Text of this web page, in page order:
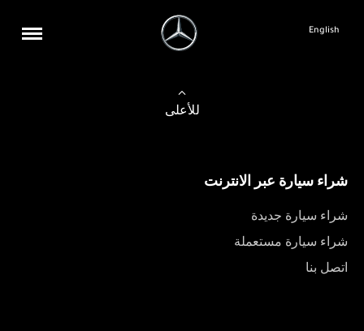
English
للأعلى
شراء سيارة عبر الانترنت
شراء سيارة جديدة
شراء سيارة مستعملة
اتصل بنا